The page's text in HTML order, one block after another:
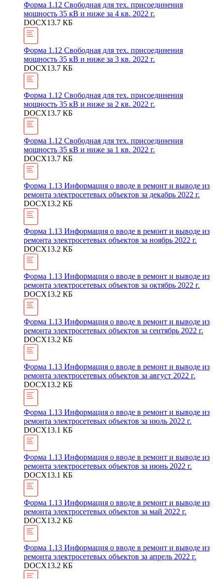
Форма 1.12 Свободная для тех. присоединения
мощность 35 кВ и ниже за 4 кв. 2022 г.
DOCX13.7 КБ
Форма 1.12 Свободная для тех. присоединения
мощность 35 кВ и ниже за 3 кв. 2022 г.
DOCX13.7 КБ
Форма 1.12 Свободная для тех. присоединения
мощность 35 кВ и ниже за 2 кв. 2022 г.
DOCX13.7 КБ
Форма 1.12 Свободная для тех. присоединения
мощность 35 кВ и ниже за 1 кв. 2022 г.
DOCX13.7 КБ
Форма 1.13 Информация о вводе в ремонт и выводе из
ремонта электросетевых объектов за декабрь 2022 г.
DOCX13.2 КБ
Форма 1.13 Информация о вводе в ремонт и выводе из
ремонта электросетевых объектов за ноябрь 2022 г.
DOCX13.2 КБ
Форма 1.13 Информация о вводе в ремонт и выводе из
ремонта электросетевых объектов за октябрь 2022 г.
DOCX13.2 КБ
Форма 1.13 Информация о вводе в ремонт и выводе из
ремонта электросетевых объектов за сентябрь 2022 г.
DOCX13.2 КБ
Форма 1.13 Информация о вводе в ремонт и выводе из
ремонта электросетевых объектов за август 2022 г.
DOCX13.2 КБ
Форма 1.13 Информация о вводе в ремонт и выводе из
ремонта электросетевых объектов за июль 2022 г.
DOCX13.1 КБ
Форма 1.13 Информация о вводе в ремонт и выводе из
ремонта электросетевых объектов за июнь 2022 г.
DOCX13.1 КБ
Форма 1.13 Информация о вводе в ремонт и выводе из
ремонта электросетевых объектов за май 2022 г.
DOCX13.2 КБ
Форма 1.13 Информация о вводе в ремонт и выводе из
ремонта электросетевых объектов за апрель 2022 г.
DOCX13.2 КБ